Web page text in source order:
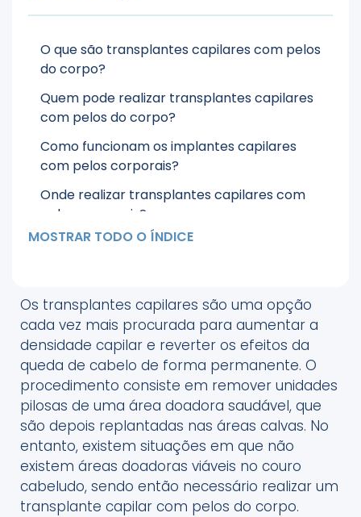
O que são transplantes capilares com pelos
do corpo?
Quem pode realizar transplantes capilares
com pelos do corpo?
Como funcionam os implantes capilares
com pelos corporais?
Onde realizar transplantes capilares com
pelos corporais?
Conclusões
MOSTRAR TODO O ÍNDICE
Os transplantes capilares são uma opção
cada vez mais procurada para aumentar a
densidade capilar e reverter os efeitos da
queda de cabelo de forma permanente. O
procedimento consiste em remover unidades
pilosas de uma área doadora saudável, que
são depois replantadas nas áreas calvas. No
entanto, existem situações em que não
existem áreas doadoras viáveis no couro
cabeludo, sendo então necessário realizar um
transplante capilar com pelos do corpo.